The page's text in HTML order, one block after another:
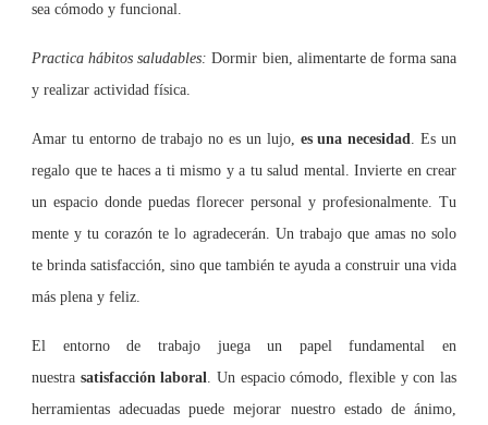
sea cómodo y funcional.
Practica hábitos saludables: Dormir bien, alimentarte de forma sana
y realizar actividad física.
Amar tu entorno de trabajo no es un lujo, es una necesidad. Es un
regalo que te haces a ti mismo y a tu salud mental. Invierte en crear
un espacio donde puedas florecer personal y profesionalmente. Tu
mente y tu corazón te lo agradecerán. Un trabajo que amas no solo
te brinda satisfacción, sino que también te ayuda a construir una vida
más plena y feliz.
El entorno de trabajo juega un papel fundamental en
nuestra satisfacción laboral. Un espacio cómodo, flexible y con las
herramientas adecuadas puede mejorar nuestro estado de ánimo,